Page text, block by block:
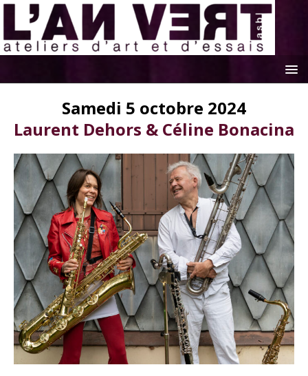
Samedi 5 octobre 2024
Laurent Dehors & Céline Bonacina